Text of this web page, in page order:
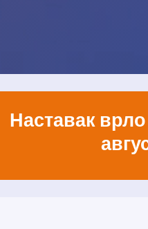
Наставак